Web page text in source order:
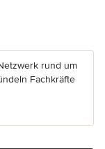
rund um
Fachkräfte